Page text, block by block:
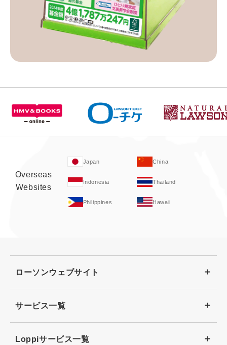
Overseas
Websites
Japan China
Indonesia Thailand
Philippines Hawaii
ローソンウェブサイト
サービス一覧
Loppiサービス一覧